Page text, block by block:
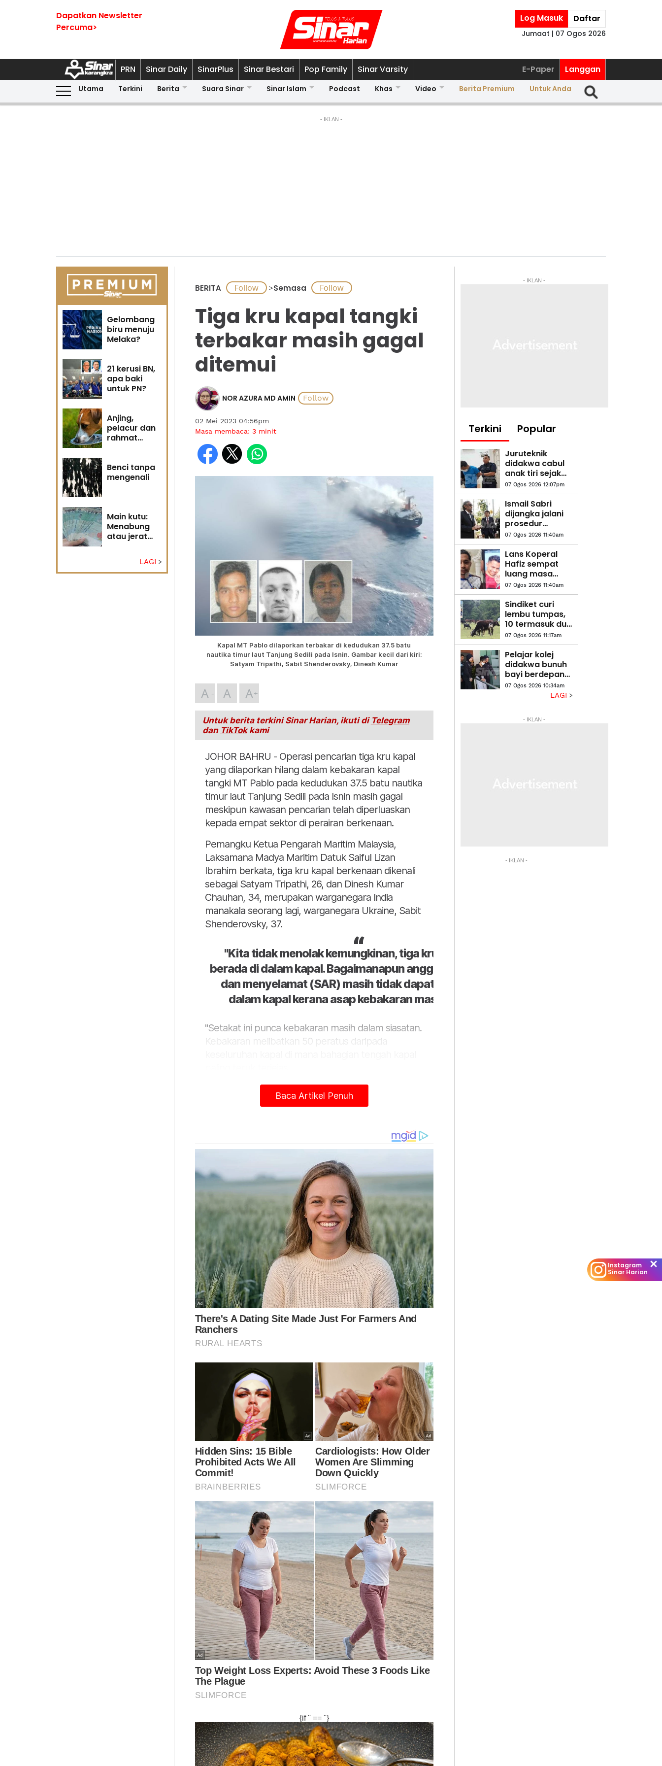
Dapatkan Newsletter
Percuma>
Log Masuk Daftar
Jumaat | 07 Ogos 2026
PRN Sinar Daily SinarPlus Sinar Bestari Pop Family Sinar Varsity E-Paper Langgan
Utama Terkini Berita Suara Sinar Sinar Islam Podcast Khas Video Berita Premium Untuk Anda
- IKLAN -
Gelombang
biru menuju
Melaka?
21 kerusi BN,
apa baki
untuk PN?
Anjing,
pelacur dan
rahmat
Benci tanpa
mengenali
Main kutu:
Menabung
atau jerat
LAGI
BERITA >Semasa
Tiga kru kapal tangki
terbakar masih gagal
ditemui
NOR AZURA MD AMIN
02 Mei 2023 04:56pm
Masa membaca: 3minit
Kapal MT Pablo dilaporkan terbakar di kedudukan 37.5 batu
nautika timur laut Tanjung Sedili pada Isnin. Gambar kecil dari kiri:
Satyam Tripathi, Sabit Shenderovsky, Dinesh Kumar
A A A
Untuk berita terkini Sinar Harian, ikuti di Telegram
dan TikTokkami
JOHOR BAHRU - Operasi pencarian tiga kru kapal
yang dilaporkan hilang dalam kebakaran kapal
tangki MT Pablo pada kedudukan 37.5 batu nautika
timur laut Tanjung Sedili pada Isnin masih gagal
meskipun kawasan pencarian telah diperluaskan
kepada empat sektor di perairan berkenaan.
Pemangku Ketua Pengarah Maritim Malaysia,
Laksamana Madya Maritim Datuk Saiful Lizan
Ibrahim berkata, tiga kru kapal berkenaan dikenali
sebagai Satyam Tripathi, 26, dan Dinesh Kumar
Chauhan, 34, merupakan warganegara India
manakala seorang lagi, warganegara Ukraine, Sabit
Shenderovsky, 37.
"Kita tidak menolak kemungkinan, tiga kru kapal ini
berada di dalam kapal. Bagaimanapun anggota mencari
dan menyelamat (SAR) masih tidak dapat masuk ke
dalam kapal kerana asap kebakaran masih tebal.
"Setakat ini punca kebakaran masih dalam siasatan.
Kebakaran melibatkan 50 peratus daripada
"Kapal tangki berkenaan dilaporkan masih dalam
keadaan terapung. Ketika kejadian kapal tangki
katanya pada sidang akhbar di Ibu Pejabat Maritim
Lepyoshkin Oleksandr (dua dari kiri) menceritakan pengalaman cemas
pada Selasa.
Saiful Lizan berkata, seramai 136 pegawai dan
anggota terbabit dalam operasi SAR sejak Isnin
membabitkan sebuah pesawat udara AW139 milik
Maritim Malaysia, sembilan aset laut termasuk dari
Polis Diraja Malaysia (PDRM), Tentera Laut Diraja
Malaysia (TLDM), Jabatan Laut Malaysia dan
Pelabuhan Johor.
"Pasukan Khas Bahan Kimia Berbahaya (Hazmat)
Jabatan Bomba dan Penyelamat Malaysia (JBPM)
akan tiba pada pagi Rabu bagi membantu operasi
SAR. Kawasan pencarian oleh pasukan SAR telah
dibahagikan kepada empat sektor dan diperluaskan
sehingga 71 batu nautika persegi.
"Setakat ini tiada tumpahan minyak berlaku, namun
pemantauan rapi giat dilakukan sebagai persiapan
sekiranya berlaku tumpahan minyak kapal," ujarnya.
Baca Artikel Penuh
- IKLAN -
Terkini Popular
Juruteknik
didakwa cabul
anak tiri sejak
usia 10 tahun
07 Ogos 2026 12:07pm
Ismail Sabri
dijangka jalani
prosedur
pemasangan
perentak
jantung hari ini -
Peguam
07 Ogos 2026 11:40am
Lans Koperal
Hafiz sempat
luang masa
bersama isteri,
anak sebelum
'pergi'
selamanya
07 Ogos 2026 11:40am
Sindiket curi
lembu tumpas,
10 termasuk dua
wanita ada
rekod dadah,
jenayah ditahan
07 Ogos 2026 11:17am
Pelajar kolej
didakwa bunuh
bayi berdepan
hukuman mati,
teman lelaki
07 Ogos 2026 10:34am
LAGI
- IKLAN -
- IKLAN -
Instagram
Sinar Harian